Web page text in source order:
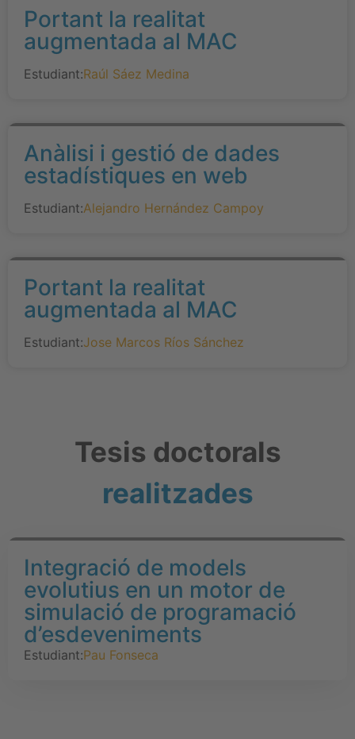
Portant la realitat
augmentada al MAC
Estudiant:Raúl Sáez Medina
Anàlisi i gestió de dades
estadístiques en web
Estudiant:Alejandro Hernández Campoy
Portant la realitat
augmentada al MAC
Estudiant:Jose Marcos Ríos Sánchez
Tesis doctorals
realitzades
Integració de models
evolutius en un motor de
simulació de programació
d’esdeveniments
Estudiant:Pau Fonseca